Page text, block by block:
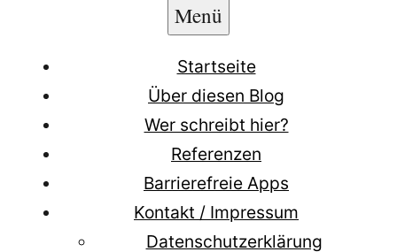
Menü
Startseite
Über diesen Blog
Wer schreibt hier?
Referenzen
Barrierefreie Apps
Kontakt / Impressum
Datenschutzerklärung